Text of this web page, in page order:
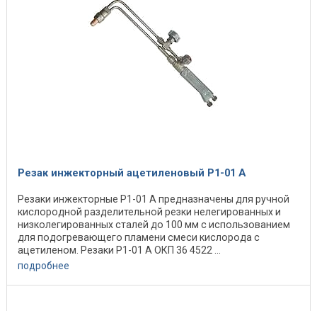
Резак инжекторный ацетиленовый Р1-01 А
Резаки инжекторные Р1-01 А предназначены для ручной
кислородной разделительной резки нелегированных и
низколегированных сталей до 100 мм с использованием
для подогревающего пламени смеси кислорода с
ацетиленом. Резаки Р1-01 А ОКП 36 4522 ...
подробнее